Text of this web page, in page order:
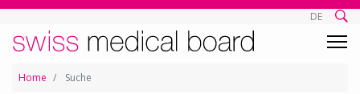
DE
Home Suche